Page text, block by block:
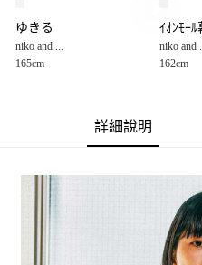
【大哥付你分期使用說明】
1.本服務由台灣大哥大提供，台灣大
2.付款方式選擇「大哥付你分期」，
3.實際核准額度、可分期數及費用金
4.訂單成立30分鐘內，如未前往確認
消。如遇「轉專審核」未通過狀況，
【繳款方式說明】
1.分期款項不併入電信帳單，「大哥
醒簡訊。
2.透過簡訊連結打開帳單後，可選
帳／街口支付／iPASS MONEY」等
AFTEE先享後付
３．安心：先確認商品／服務後，再
【「AFTEE先享後付」結帳流程】
１．於結帳方式選擇「AFTEE先享
結帳頁面，進行簡訊認證並確認金額
２．訂單成立數日內，您將收到繳費
全家 取貨付款
每筆NT$80，滿NT$888(含以上)
付款後 全家取貨
每筆NT$80，滿NT$888(含以上)
ゆきる
niko and ...
165cm
ｲｵﾝﾓｰ
niko and
162cm
詳細說明